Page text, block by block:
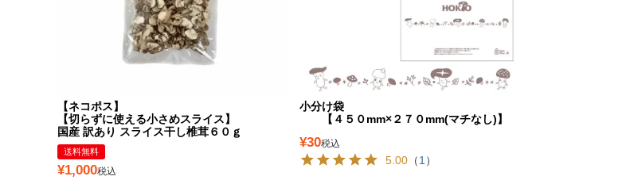
【ネコポス】
【切らずに使える小さめスライス】
国産 訳あり スライス干し椎茸６０ｇ
送料無料
¥1,000税込
小分け袋
【４５０mm×２７０mm(マチなし)】
¥30税込
5.00 （1 ）